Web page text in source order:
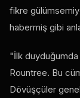
fikre
habermiş gibi
"İlk duyduğumda
Rountree. Bu
Dövüşçüler